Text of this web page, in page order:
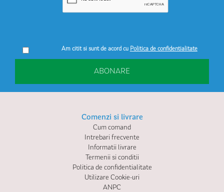
Am citit si sunt de acord cu Politica de confidentialitate
ABONARE
Comenzi si livrare
Cum comand
Intrebari frecvente
Informatii livrare
Termenii si conditii
Politica de confidentialitate
Utilizare Cookie-uri
ANPC